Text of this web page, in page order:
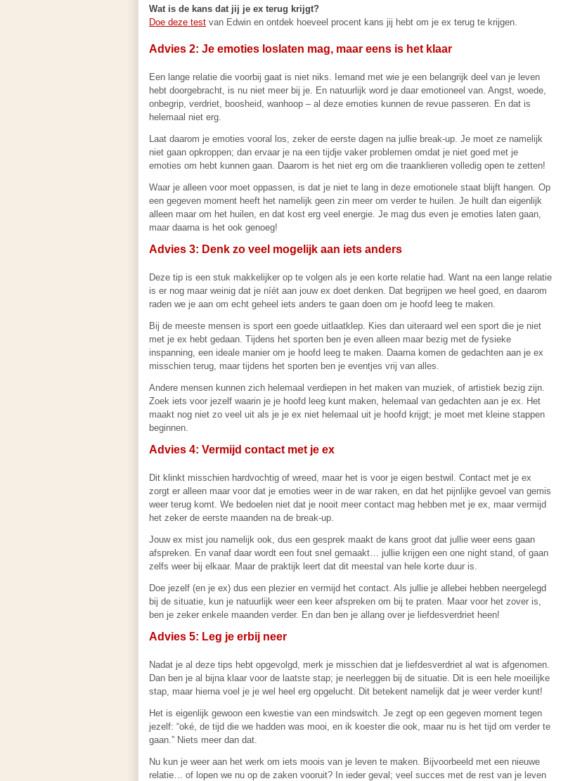
Wat is de kans dat jij je ex terug krijgt?
Doe deze test van Edwin en ontdek hoeveel procent kans jij hebt om je ex terug te krijgen.
Advies 2: Je emoties loslaten mag, maar eens is het klaar
Een lange relatie die voorbij gaat is niet niks. Iemand met wie je een belangrijk deel van je leven
hebt doorgebracht, is nu niet meer bij je. En natuurlijk word je daar emotioneel van. Angst, woede,
onbegrip, verdriet, boosheid, wanhoop – al deze emoties kunnen de revue passeren. En dat is
helemaal niet erg.
Laat daarom je emoties vooral los, zeker de eerste dagen na jullie break-up. Je moet ze namelijk
niet gaan opkroppen; dan ervaar je na een tijdje vaker problemen omdat je niet goed met je
emoties om hebt kunnen gaan. Daarom is het niet erg om die traanklieren volledig open te zetten!
Waar je alleen voor moet oppassen, is dat je niet te lang in deze emotionele staat blijft hangen. Op
een gegeven moment heeft het namelijk geen zin meer om verder te huilen. Je huilt dan eigenlijk
alleen maar om het huilen, en dat kost erg veel energie. Je mag dus even je emoties laten gaan,
maar daarna is het ook genoeg!
Advies 3: Denk zo veel mogelijk aan iets anders
Deze tip is een stuk makkelijker op te volgen als je een korte relatie had. Want na een lange relatie
is er nog maar weinig dat je níét aan jouw ex doet denken. Dat begrijpen we heel goed, en daarom
raden we je aan om echt geheel iets anders te gaan doen om je hoofd leeg te maken.
Bij de meeste mensen is sport een goede uitlaatklep. Kies dan uiteraard wel een sport die je niet
met je ex hebt gedaan. Tijdens het sporten ben je even alleen maar bezig met de fysieke
inspanning, een ideale manier om je hoofd leeg te maken. Daarna komen de gedachten aan je ex
misschien terug, maar tijdens het sporten ben je eventjes vrij van alles.
Andere mensen kunnen zich helemaal verdiepen in het maken van muziek, of artistiek bezig zijn.
Zoek iets voor jezelf waarin je je hoofd leeg kunt maken, helemaal van gedachten aan je ex. Het
maakt nog niet zo veel uit als je je ex niet helemaal uit je hoofd krijgt; je moet met kleine stappen
beginnen.
Advies 4: Vermijd contact met je ex
Dit klinkt misschien hardvochtig of wreed, maar het is voor je eigen bestwil. Contact met je ex
zorgt er alleen maar voor dat je emoties weer in de war raken, en dat het pijnlijke gevoel van gemis
weer terug komt. We bedoelen niet dat je nooit meer contact mag hebben met je ex, maar vermijd
het zeker de eerste maanden na de break-up.
Jouw ex mist jou namelijk ook, dus een gesprek maakt de kans groot dat jullie weer eens gaan
afspreken. En vanaf daar wordt een fout snel gemaakt… jullie krijgen een one night stand, of gaan
zelfs weer bij elkaar. Maar de praktijk leert dat dit meestal van hele korte duur is.
Doe jezelf (en je ex) dus een plezier en vermijd het contact. Als jullie je allebei hebben neergelegd
bij de situatie, kun je natuurlijk weer een keer afspreken om bij te praten. Maar voor het zover is,
ben je zeker enkele maanden verder. En dan ben je allang over je liefdesverdriet heen!
Advies 5: Leg je erbij neer
Nadat je al deze tips hebt opgevolgd, merk je misschien dat je liefdesverdriet al wat is afgenomen.
Dan ben je al bijna klaar voor de laatste stap; je neerleggen bij de situatie. Dit is een hele moeilijke
stap, maar hierna voel je je wel heel erg opgelucht. Dit betekent namelijk dat je weer verder kunt!
Het is eigenlijk gewoon een kwestie van een mindswitch. Je zegt op een gegeven moment tegen
jezelf: “oké, de tijd die we hadden was mooi, en ik koester die ook, maar nu is het tijd om verder te
gaan.” Niets meer dan dat.
Nu kun je weer aan het werk om iets moois van je leven te maken. Bijvoorbeeld met een nieuwe
relatie… of lopen we nu op de zaken vooruit? In ieder geval; veel succes met de rest van je leven